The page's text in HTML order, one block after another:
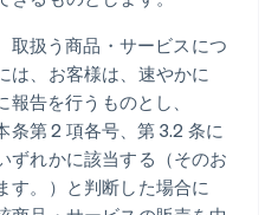
取扱う商品・サービスにつ
は、お客様は、速やかに
告を行うものとし、
条第 2 項各号、第 3.2 条に
ずれかに該当する（そのお
す。）と判断した場合に